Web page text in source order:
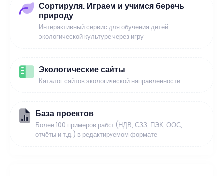
Сортируля. Играем и учимся беречь
природу
Интерактивный сервис для обучения детей
экологической культуре через игру
Экологические сайты
Каталог сайтов экологической направленности
База проектов
Более 100 примеров работ (НДВ, СЗЗ, ПЭК, ООС,
отчёты и т.д.) в редактируемом формате